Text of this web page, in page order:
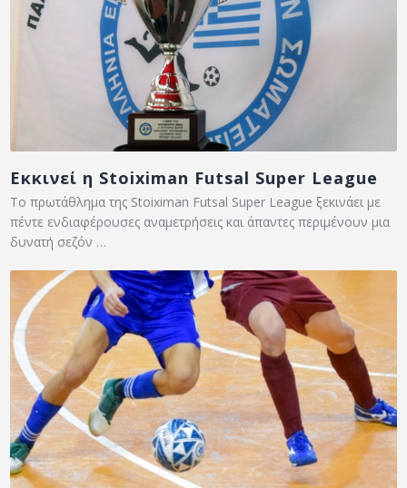
Εκκινεί η Stoiximan Futsal Super League
Το πρωτάθλημα της Stoiximan Futsal Super League ξεκινάει με
πέντε ενδιαφέρουσες αναμετρήσεις και άπαντες περιμένουν μια
δυνατή σεζόν …